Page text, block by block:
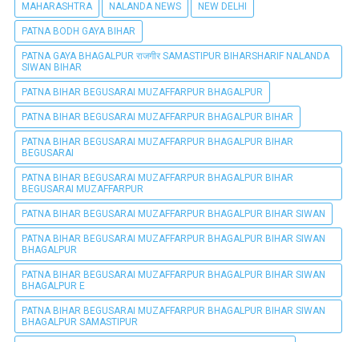
MAHARASHTRA NALANDA NEWS NEW DELHI
PATNA BODH GAYA BIHAR
PATNA GAYA BHAGALPUR राजगीर SAMASTIPUR BIHARSHARIF NALANDA
SIWAN BIHAR
PATNA BIHAR BEGUSARAI MUZAFFARPUR BHAGALPUR
PATNA BIHAR BEGUSARAI MUZAFFARPUR BHAGALPUR BIHAR
PATNA BIHAR BEGUSARAI MUZAFFARPUR BHAGALPUR BIHAR
BEGUSARAI
PATNA BIHAR BEGUSARAI MUZAFFARPUR BHAGALPUR BIHAR
BEGUSARAI MUZAFFARPUR
PATNA BIHAR BEGUSARAI MUZAFFARPUR BHAGALPUR BIHAR SIWAN
PATNA BIHAR BEGUSARAI MUZAFFARPUR BHAGALPUR BIHAR SIWAN
BHAGALPUR
PATNA BIHAR BEGUSARAI MUZAFFARPUR BHAGALPUR BIHAR SIWAN
BHAGALPUR E
PATNA BIHAR BEGUSARAI MUZAFFARPUR BHAGALPUR BIHAR SIWAN
BHAGALPUR SAMASTIPUR